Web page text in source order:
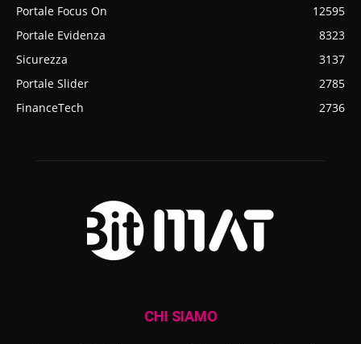
Portale Focus On
12595
Portale Evidenza
8323
Sicurezza
3137
Portale Slider
2785
FinanceTech
2736
CHI SIAMO